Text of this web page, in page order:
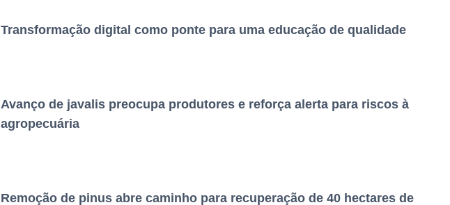
Transformação digital como ponte para uma educação de qualidade
Avanço de javalis preocupa produtores e reforça alerta para riscos à
agropecuária
Remoção de pinus abre caminho para recuperação de 40 hectares de